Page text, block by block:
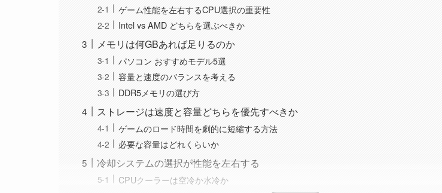
ゲーム性能を左右するCPU選択の重要性
Intel vs AMD どちらを選ぶべきか
メモリは何GBあれば足りるのか
パソコン おすすめモデル5選
容量と速度のバランスを考える
DDR5メモリの選び方
ストレージは速度と容量どちらを優先すべきか
ゲームのロード時間を劇的に短縮する方法
必要な容量はどれくらいか
冷却システムの選択が性能を左右する
CPUクーラーは空冷か水冷か